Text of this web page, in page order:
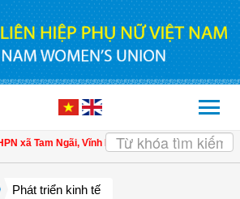
Tam Ngãi, Vĩnh Long sơ kết công tác Hội và
Phát triển kinh tế